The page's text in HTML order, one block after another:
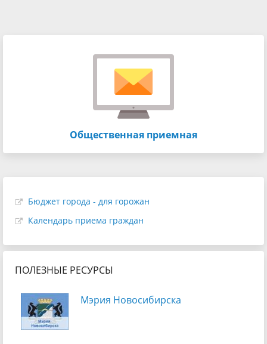
Общественная приемная
Бюджет города - для горожан
Календарь приема граждан
ПОЛЕЗНЫЕ РЕСУРСЫ
Мэрия Новосибирска